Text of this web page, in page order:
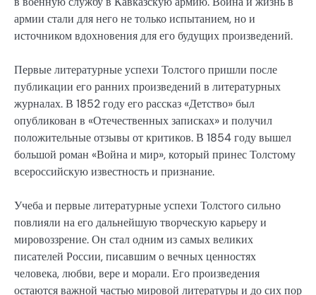
армии стали для него не только испытанием, но и
источником вдохновения для его будущих произведений.
Первые литературные успехи Толстого пришли после
публикации его ранних произведений в литературных
журналах. В 1852 году его рассказ «Детство» был
опубликован в «Отечественных записках» и получил
положительные отзывы от критиков. В 1854 году вышел
большой роман «Война и мир», который принес Толстому
всероссийскую известность и признание.
Учеба и первые литературные успехи Толстого сильно
повлияли на его дальнейшую творческую карьеру и
мировоззрение. Он стал одним из самых великих
писателей России, писавшим о вечных ценностях
человека, любви, вере и морали. Его произведения
остаются важной частью мировой литературы и до сих пор